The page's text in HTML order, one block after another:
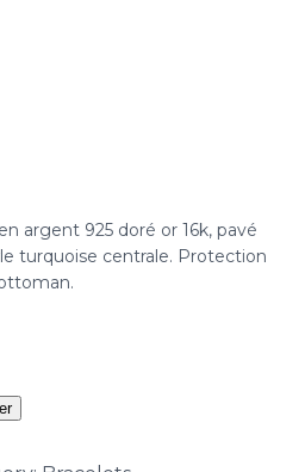
argent 925 doré or 16k, pavé
turquoise centrale. Protection